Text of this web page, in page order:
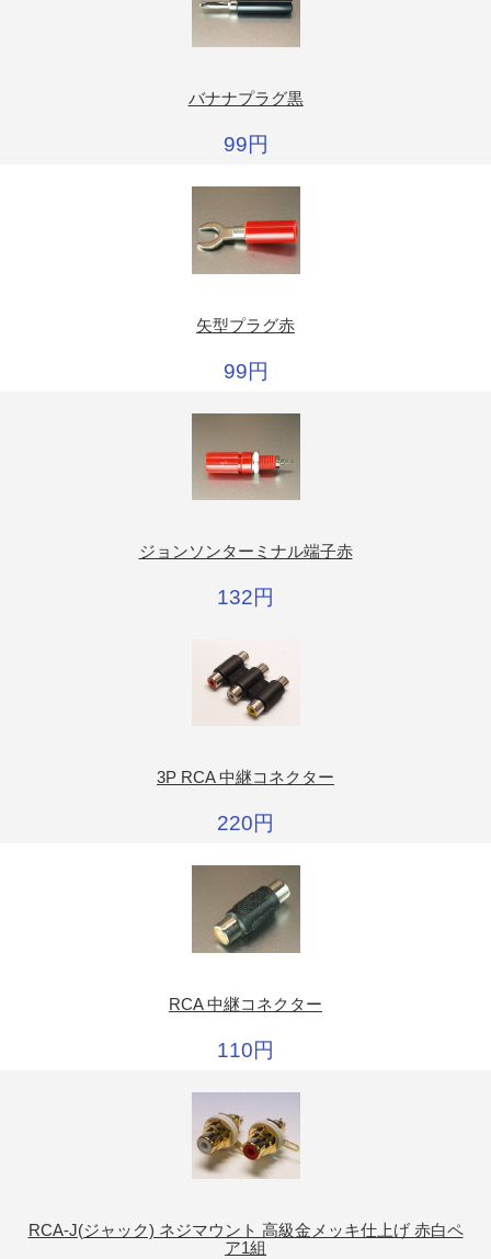
バナナプラグ黒
99円
矢型プラグ赤
99円
ジョンソンターミナル端子赤
132円
3P RCA 中継コネクター
220円
RCA 中継コネクター
110円
RCA-J(ジャック) ネジマウント 高級金メッキ仕上げ 赤白ペ
ア1組